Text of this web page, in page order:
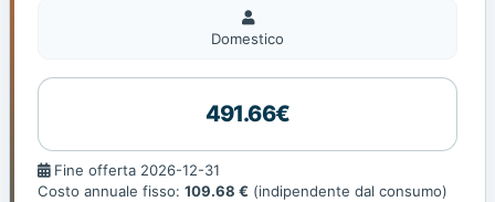
Domestico
Domestico
491.66€
Fine
offerta
Fine offerta 2026-12-31
Costo annuale fisso: 109.68 € (indipendente dal consumo)